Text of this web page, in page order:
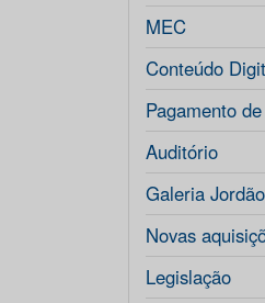
MEC
Conteúdo
Pagamento
Auditório
Galeria
Novas
Legislação